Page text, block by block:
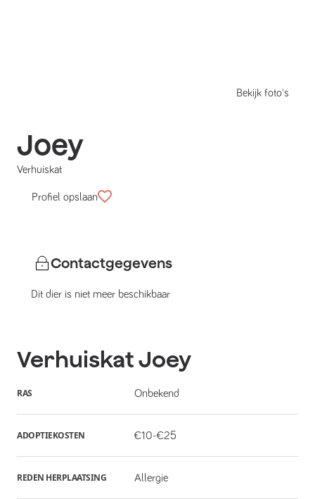
Bekijk foto's
Joey
Verhuiskat
Profiel opslaan
Contactgegevens
Dit dier is niet meer beschikbaar
VerhuiskatJoey
RAS Onbekend
ADOPTIEKOSTEN €10-€25
REDEN HERPLAATSING Allergie